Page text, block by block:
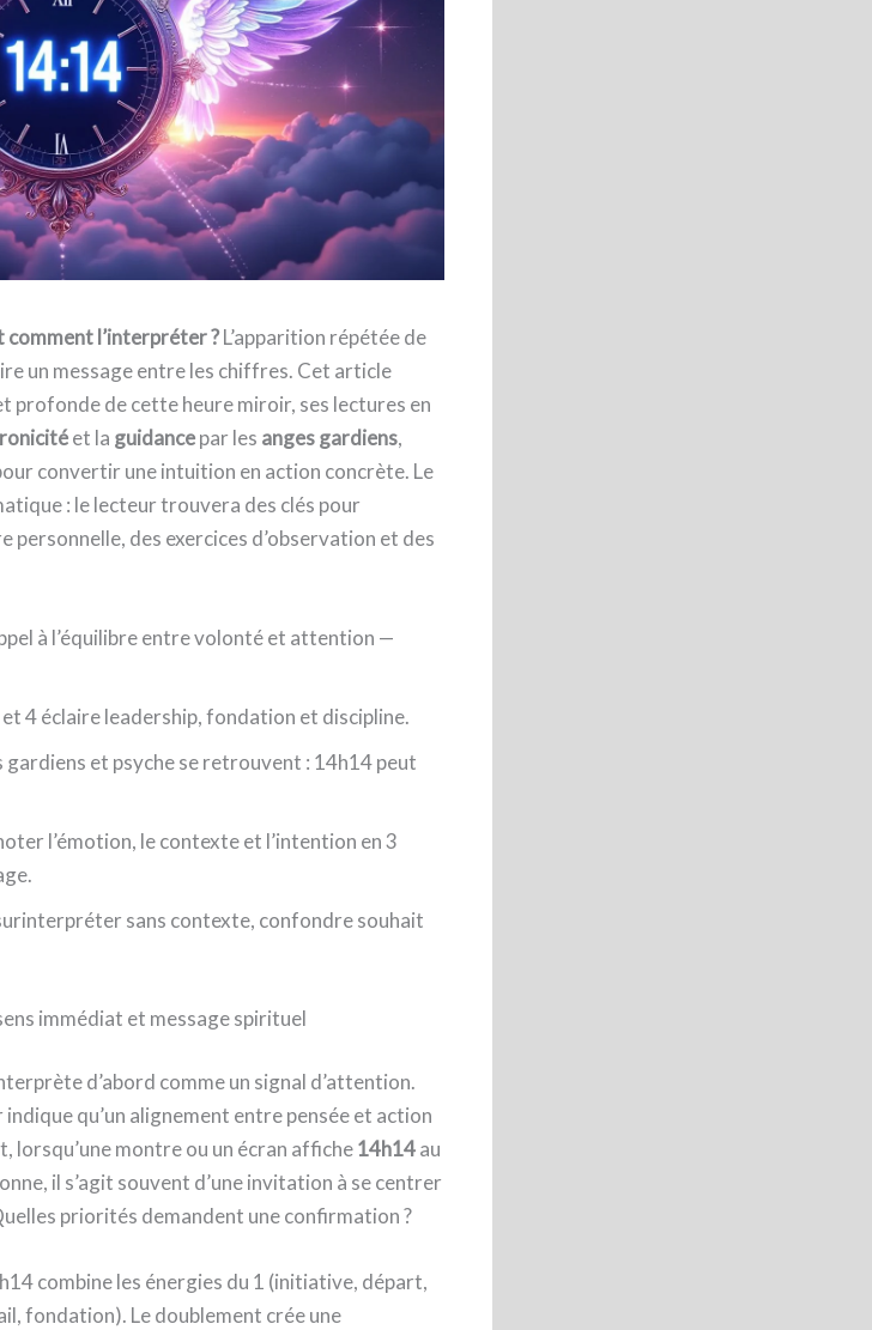
comment l’interpréter ?L’apparition répétée de
un message entre les chiffres. Cet article
profonde de cette heure miroir, ses lectures en
et la guidancepar les anges gardiens,
convertir une intuition en action concrète. Le
: le lecteur trouvera des clés pour
des exercices d’observation et des
à l’équilibre entre volonté et attention —
4 éclaire leadership, fondation et discipline.
gardiens et psyche se retrouvent : 14h14 peut
l’émotion, le contexte et l’intention en 3
sans contexte, confondre souhait
immédiat et message spirituel
d’abord comme un signal d’attention.
qu’un alignement entre pensée et action
lorsqu’une montre ou un écran affiche14h14au
il s’agit souvent d’une invitation à se centrer
priorités demandent une confirmation ?
combine les énergies du 1 (initiative, départ,
fondation). Le doublement crée une